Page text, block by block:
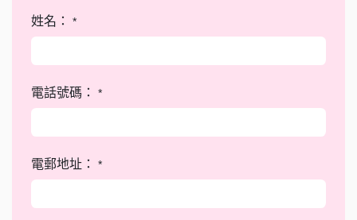
姓名： *
電話號碼： *
電郵地址： *